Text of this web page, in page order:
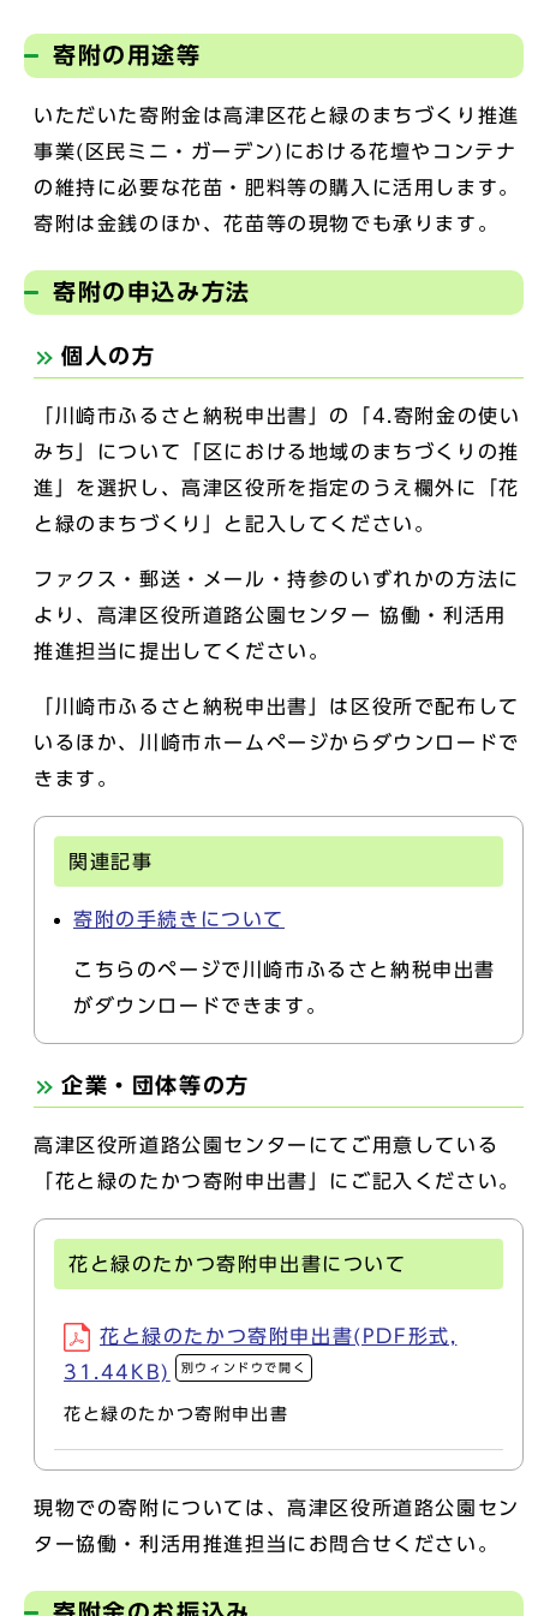
寄附の用途等
いただいた寄附金は高津区花と緑のまちづくり推進
事業(区民ミニ・ガーデン)における花壇やコンテナ
の維持に必要な花苗・肥料等の購入に活用します。
寄附は金銭のほか、花苗等の現物でも承ります。
寄附の申込み方法
個人の方
「川崎市ふるさと納税申出書」の「4.寄附金の使い
みち」について「区における地域のまちづくりの推
進」を選択し、高津区役所を指定のうえ欄外に「花
と緑のまちづくり」と記入してください。
ファクス・郵送・メール・持参のいずれかの方法に
より、高津区役所道路公園センター 協働・利活用
推進担当に提出してください。
「川崎市ふるさと納税申出書」は区役所で配布して
いるほか、川崎市ホームページからダウンロードで
きます。
関連記事
寄附の手続きについて
こちらのページで川崎市ふるさと納税申出書
がダウンロードできます。
企業・団体等の方
高津区役所道路公園センターにてご用意している
「花と緑のたかつ寄附申出書」にご記入ください。
花と緑のたかつ寄附申出書について
花と緑のたかつ寄附申出書(PDF形式,
31.44KB)
別ウィンドウで開く
花と緑のたかつ寄附申出書
現物での寄附については、高津区役所道路公園セン
ター協働・利活用推進担当にお問合せください。